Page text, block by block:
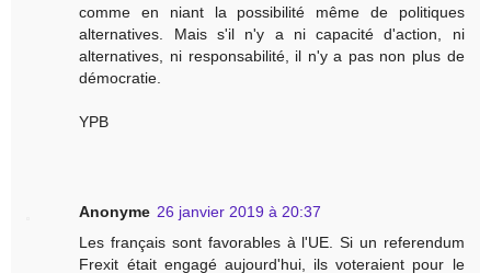
comme en niant la possibilité même de politiques
alternatives. Mais s'il n'y a ni capacité d'action, ni
alternatives, ni responsabilité, il n'y a pas non plus de
démocratie.
YPB
Anonyme 26 janvier 2019 à 20:37
Les français sont favorables à l'UE. Si un referendum
Frexit était engagé aujourd'hui, ils voteraient pour le